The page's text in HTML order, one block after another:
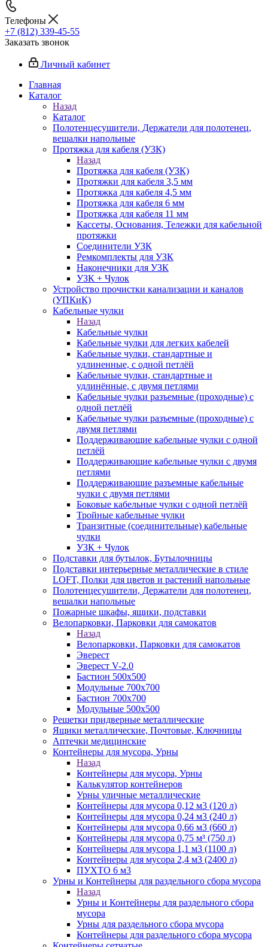
Телефоны
+7 (812) 339-45-55
Заказать звонок
Личный кабинет
Главная
Каталог
Назад
Каталог
Полотенцесушители, Держатели для полотенец,
вешалки напольные
Протяжка для кабеля (УЗК)
Назад
Протяжка для кабеля (УЗК)
Протяжки для кабеля 3,5 мм
Протяжка для кабеля 4,5 мм
Протяжка для кабеля 6 мм
Протяжка для кабеля 11 мм
Кассеты, Основания, Тележки для кабельной
протяжки
Соединители УЗК
Ремкомплекты для УЗК
Наконечники для УЗК
УЗК + Чулок
Устройство прочистки канализации и каналов
(УПКиК)
Кабельные чулки
Назад
Кабельные чулки
Кабельные чулки для легких кабелей
Кабельные чулки, стандартные и
удлиненные, с одной петлёй
Кабельные чулки, стандартные и
удлинённые, с двумя петлями
Кабельные чулки разъемные (проходные) с
одной петлёй
Кабельные чулки разъемные (проходные) с
двумя петлями
Поддерживающие кабельные чулки с одной
петлёй
Поддерживающие кабельные чулки с двумя
петлями
Поддерживающие разъемные кабельные
чулки с двумя петлями
Боковые кабельные чулки с одной петлёй
Тройные кабельные чулки
Транзитные (соединительные) кабельные
чулки
УЗК + Чулок
Подставки для бутылок, Бутылочницы
Подставки интерьерные металлические в стиле
LOFT, Полки для цветов и растений напольные
Полотенцесушители, Держатели для полотенец,
вешалки напольные
Пожарные шкафы, ящики, подставки
Велопарковки, Парковки для самокатов
Назад
Велопарковки, Парковки для самокатов
Эверест
Эверест V-2.0
Бастион 500х500
Модульные 700х700
Бастион 700х700
Модульные 500х500
Решетки придверные металлические
Ящики металлические, Почтовые, Ключницы
Аптечки медицинские
Контейнеры для мусора, Урны
Назад
Контейнеры для мусора, Урны
Калькулятор контейнеров
Урны уличные металлические
Контейнеры для мусора 0,12 м3 (120 л)
Контейнеры для мусора 0,24 м3 (240 л)
Контейнеры для мусора 0,66 м3 (660 л)
Контейнеры для мусора 0,75 м³ (750 л)
Контейнеры для мусора 1,1 м3 (1100 л)
Контейнеры для мусора 2,4 м3 (2400 л)
ПУХТО 6 м3
Урны и Контейнеры для раздельного сбора мусора
Назад
Урны и Контейнеры для раздельного сбора
мусора
Урны для раздельного сбора мусора
Контейнеры для раздельного сбора мусора